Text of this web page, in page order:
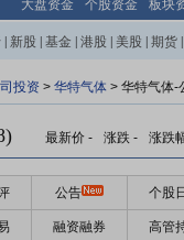
大盘资金 个股资金 板块
新股 基金 港股 美股 期货
投资 > 华特气体 > 华特气体-
最新价 - 涨跌 - 涨跌
公告 个股
融资融券 高管